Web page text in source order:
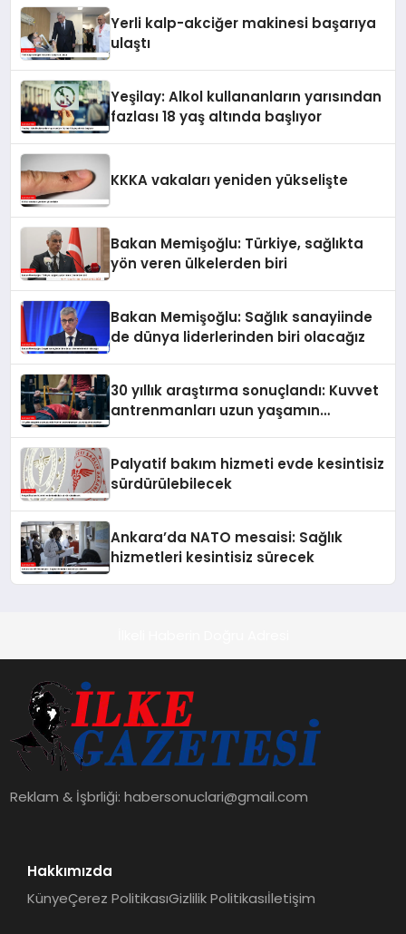
Yerli kalp-akciğer makinesi başarıya
ulaştı
Yeşilay: Alkol kullananların yarısından
fazlası 18 yaş altında başlıyor
KKKA vakaları yeniden yükselişte
Bakan Memişoğlu: Türkiye, sağlıkta
yön veren ülkelerden biri
Bakan Memişoğlu: Sağlık sanayiinde
de dünya liderlerinden biri olacağız
30 yıllık araştırma sonuçlandı: Kuvvet
antrenmanları uzun yaşamın
Palyatif bakım hizmeti evde kesintisiz
sürdürülebilecek
Ankara’da NATO mesaisi: Sağlık
hizmetleri kesintisiz sürecek
Reklam & İşbrliği:habersonuclari@gmail.com
Hakkımızda
KünyeÇerez PolitikasıGizlilik Politikasıİletişim